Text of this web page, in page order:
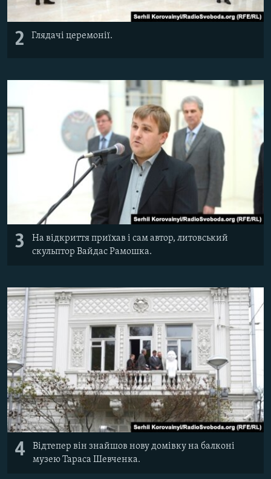
2 Глядачі церемонії.
3
На відкриття приїхав і сам автор, литовський
скульптор Вайдас Рамошка.
4
Відтепер він знайшов нову домівку на балконі
музею Тараса Шевченка.